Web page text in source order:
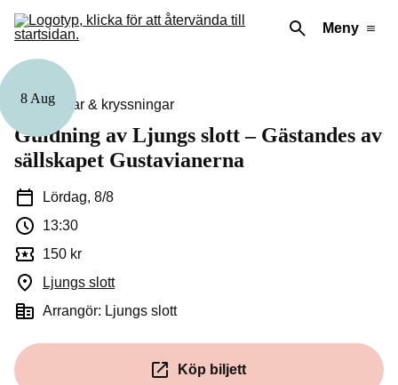
Meny
8 Aug
Guidningar & kryssningar
Guidning av Ljungs slott – Gästandes av
sällskapet Gustavianerna
Lördag, 8/8
13:30
150 kr
Ljungs slott(Öppnas i ett nytt fönster)
Arrangör: Ljungs slott
Köp biljett
(Öppnas i ett nytt fönster)